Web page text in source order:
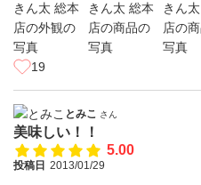
19
とみこ さん
美味しい！！
5.00
投稿日 2013/01/29